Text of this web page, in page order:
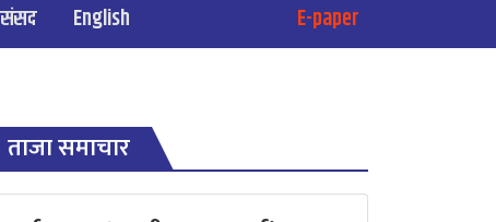
संसद English E-paper
ताजा समाचार